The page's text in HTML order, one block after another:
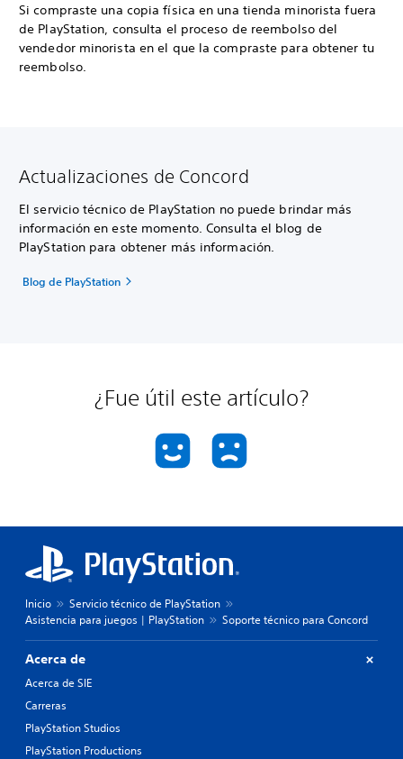
Si compraste una copia física en una tienda minorista fuera
de PlayStation, consulta el proceso de reembolso del
vendedor minorista en el que la compraste para obtener tu
reembolso.
Actualizaciones de Concord
El servicio técnico de PlayStation no puede brindar más
información en este momento. Consulta el blog de
PlayStation para obtener más información.
Blog de PlayStation
¿Fue útil este artículo?
Inicio
Servicio técnico de PlayStation
Asistencia para juegos | PlayStation
Soporte técnico para Concord
Acerca de
Acerca de SIE
Carreras
PlayStation Studios
PlayStation Productions